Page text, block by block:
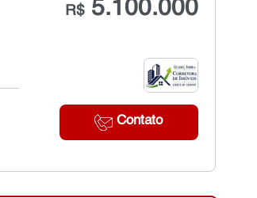
R$5.100.000
Contato